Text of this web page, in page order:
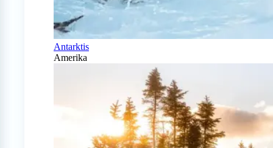
Antarktis
Amerika